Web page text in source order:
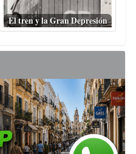
El tren y la Gran Depresión